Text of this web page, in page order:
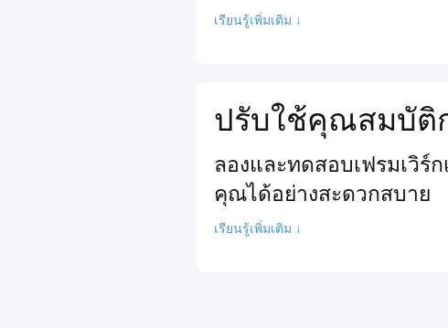
เรียนรู้เพิ่มเติม ↓
ปรับใช้คุณสมบัติ
ลองและทดสอบเฟรมเวิ
คุณได้อย่างสะดวกสบาย
เรียนรู้เพิ่มเติม ↓